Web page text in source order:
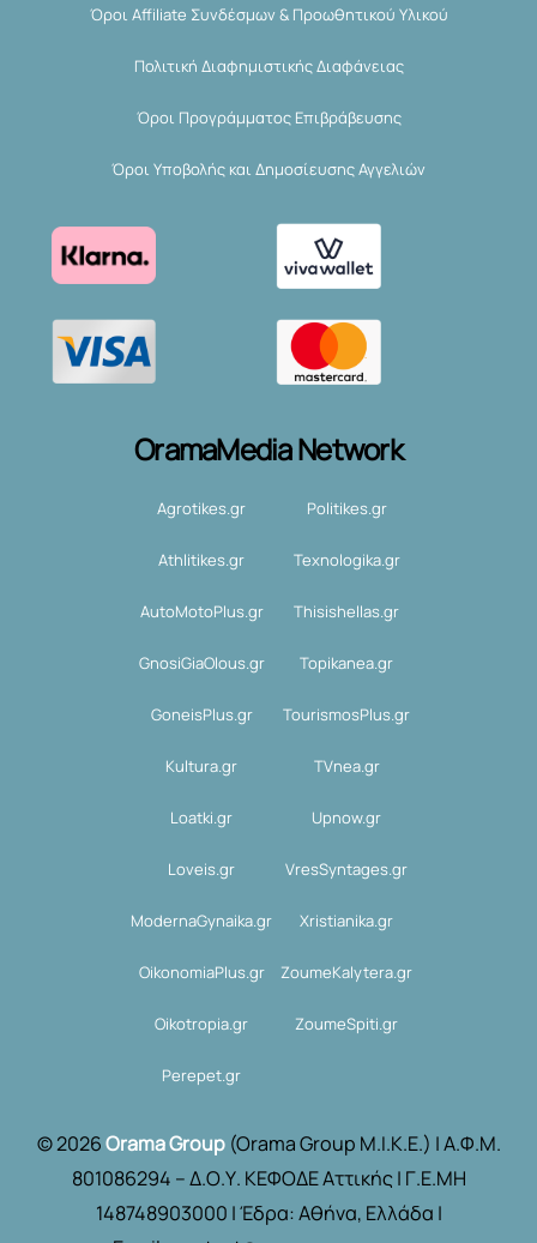
Όροι Affiliate Συνδέσμων & Προωθητικού Υλικού
Πολιτική Διαφημιστικής Διαφάνειας
Όροι Προγράμματος Επιβράβευσης
Όροι Υποβολής και Δημοσίευσης Αγγελιών
OramaMedia Network
Agrotikes.gr Politikes.gr
Athlitikes.gr Texnologika.gr
AutoMotoPlus.gr Thisishellas.gr
GnosiGiaOlous.gr Topikanea.gr
GoneisPlus.gr TourismosPlus.gr
Kultura.gr TVnea.gr
Loatki.gr Upnow.gr
Loveis.gr VresSyntages.gr
ModernaGynaika.gr Xristianika.gr
OikonomiaPlus.gr ZoumeKalytera.gr
Oikotropia.gr ZoumeSpiti.gr
Perepet.gr
© 2026Orama Group(Orama Group Μ.Ι.Κ.Ε.) | Α.Φ.Μ.
801086294 – Δ.Ο.Υ. ΚΕΦΟΔΕ Αττικής | Γ.Ε.ΜΗ
148748903000 | Έδρα: Αθήνα, Ελλάδα |